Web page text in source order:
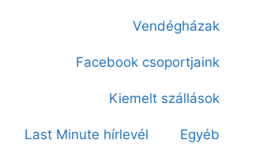
Vendégházak
Facebook csoportjaink
Kiemelt szállások
Last Minute hírlevél Egyéb